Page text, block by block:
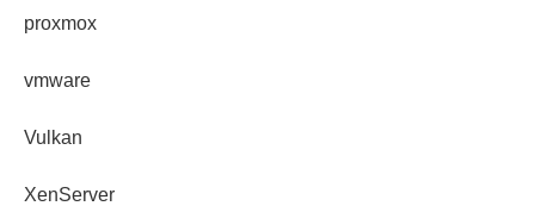
proxmox
vmware
Vulkan
XenServer